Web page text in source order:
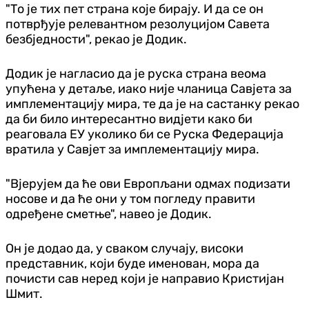
"То је тих пет страна које бирају. И да се он
потврђује релевантном резолуцијом Савета
безбједности", рекао је Додик.
Додик је нагласио да је руска страна веома
упућена у детаље, иако није чланица Савјета за
имплементацију мира, те да је на састанку рекао
да би било интересантно вид‌јети како би
реаговала ЕУ уколико би се Руска Федерација
вратила у Савјет за имплементацију мира.
"Вјерујем да ће ови Европљани одмах подизати
носове и да ће они у том погледу правити
одређене сметње", навео је Додик.
Он је додао да, у сваком случају, високи
представник, који буде именован, мора да
почисти сав неред који је направио Кристијан
Шмит.